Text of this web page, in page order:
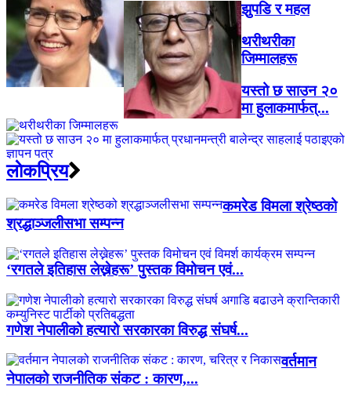
झुपडि र महल
थरीथरीका
जिम्मालहरू
यस्तो छ साउन २०
मा हुलाकमार्फत्...
लाेकप्रिय
कमरेड विमला श्रेष्ठको
श्रद्धाञ्जलीसभा सम्पन्न
‘रगतले इतिहास लेख्नेहरू’ पुस्तक विमोचन एवं...
गणेश नेपालीको हत्यारो सरकारका विरुद्ध संघर्ष...
वर्तमान
नेपालको राजनीतिक संकट : कारण,...